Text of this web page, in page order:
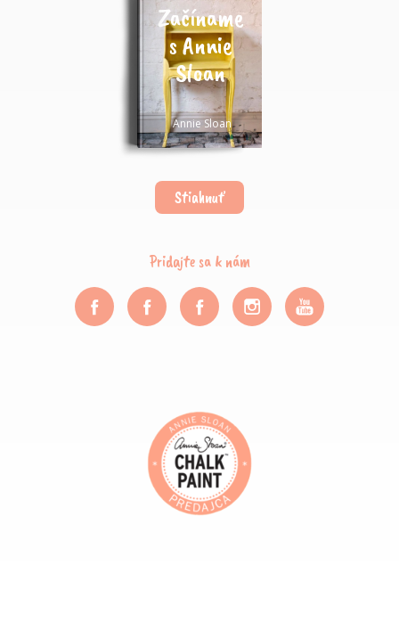
Začíname
s Annie
Sloan
Annie Sloan
Stiahnuť
Pridajte sa k nám